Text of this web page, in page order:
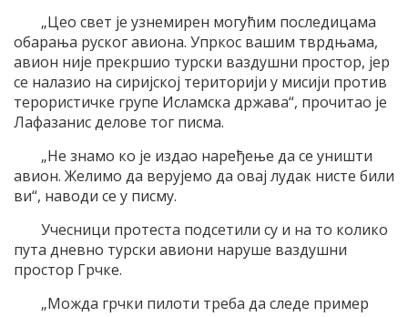
„Цео свет је узнемирен могућим последицама
обарања руског авиона. Упркос вашим тврдњама,
авион није прекршио турски ваздушни простор, јер
се налазио на сиријској територији у мисији против
терористичке групе Исламска држава“, прочитао је
Лафазанис делове тог писма.
„Не знамо ко је издао наређење да се уништи
авион. Желимо да верујемо да овај лудак нисте били
ви“, наводи се у писму.
Учесници протеста подсетили су и на то колико
пута дневно турски авиони наруше ваздушни
простор Грчке.
„Можда грчки пилоти треба да следе пример